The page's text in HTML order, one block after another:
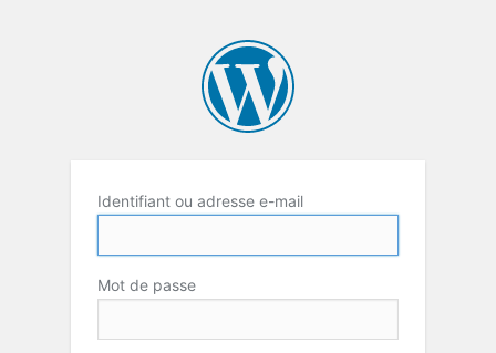
Identifiant ou adresse e-mail
Mot de passe